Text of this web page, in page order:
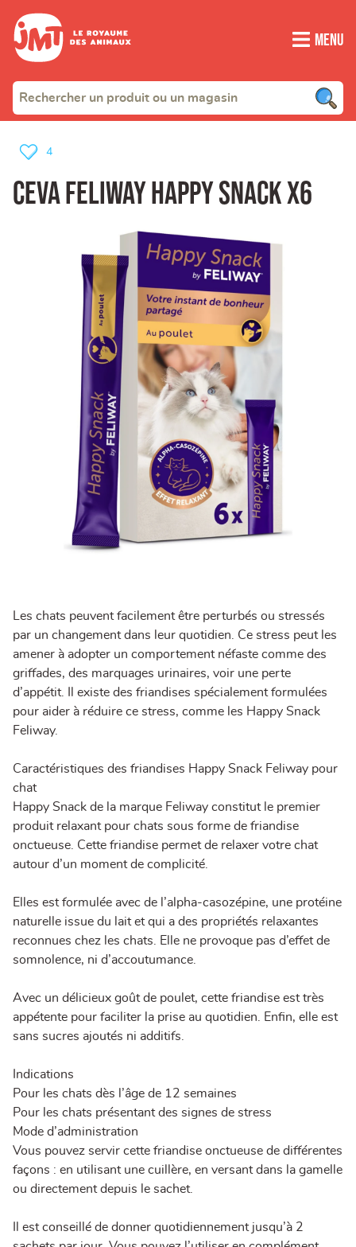
Menu
CEVA feliway happy snack x6
4
Les chats peuvent facilement être perturbés ou stressés
par un changement dans leur quotidien. Ce stress peut les
amener à adopter un comportement néfaste comme des
griffades, des marquages urinaires, voir une perte
d’appétit. Il existe des friandises spécialement formulées
pour aider à réduire ce stress, comme les Happy Snack
Feliway.
Caractéristiques des friandises Happy Snack Feliway pour
chat
Happy Snack de la marque Feliway constitut le premier
produit relaxant pour chats sous forme de friandise
onctueuse. Cette friandise permet de relaxer votre chat
autour d’un moment de complicité.
Elles est formulée avec de l’alpha-casozépine, une protéine
naturelle issue du lait et qui a des propriétés relaxantes
reconnues chez les chats. Elle ne provoque pas d’effet de
somnolence, ni d’accoutumance.
Avec un délicieux goût de poulet, cette friandise est très
appétente pour faciliter la prise au quotidien. Enfin, elle est
sans sucres ajoutés ni additifs.
Indications
Pour les chats dès l’âge de 12 semaines
Pour les chats présentant des signes de stress
Mode d’administration
Vous pouvez servir cette friandise onctueuse de différentes
façons : en utilisant une cuillère, en versant dans la gamelle
ou directement depuis le sachet.
Il est conseillé de donner quotidiennement jusqu’à 2